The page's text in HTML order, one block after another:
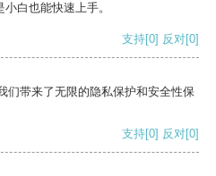
白也能快速上手。
支持[0] 反对[0]
们带来了无限的隐私保护和安全性保
支持[0] 反对[0]